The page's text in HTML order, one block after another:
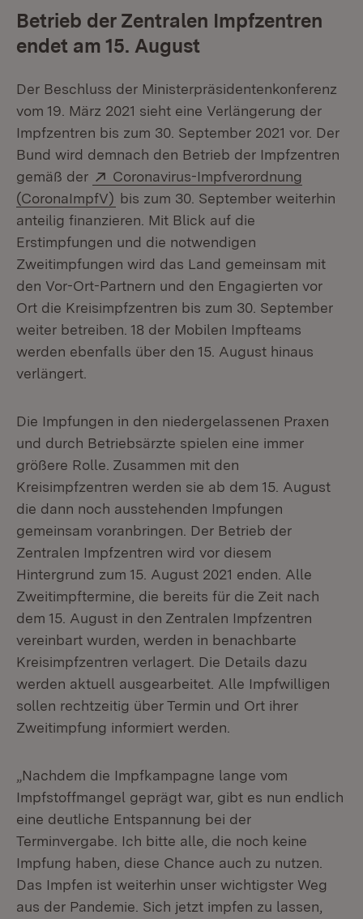
Betrieb der Zentralen Impfzentren
endet am 15. August
Der Beschluss der Ministerpräsidentenkonferenz
vom 19. März 2021 sieht eine Verlängerung der
Impfzentren bis zum 30. September 2021 vor. Der
Bund wird demnach den Betrieb der Impfzentren
gemäß der
Extern:
Coronavirus-Impfverordnung
(CoronaImpfV) (Öffnet in neuem Fenster)
bis zum 30. September weiterhin
anteilig finanzieren. Mit Blick auf die
Erstimpfungen und die notwendigen
Zweitimpfungen wird das Land gemeinsam mit
den Vor-Ort-Partnern und den Engagierten vor
Ort die Kreisimpfzentren bis zum 30. September
weiter betreiben. 18 der Mobilen Impfteams
werden ebenfalls über den 15. August hinaus
verlängert.
Die Impfungen in den niedergelassenen Praxen
und durch Betriebsärzte spielen eine immer
größere Rolle. Zusammen mit den
Kreisimpfzentren werden sie ab dem 15. August
die dann noch ausstehenden Impfungen
gemeinsam voranbringen. Der Betrieb der
Zentralen Impfzentren wird vor diesem
Hintergrund zum 15. August 2021 enden. Alle
Zweitimpftermine, die bereits für die Zeit nach
dem 15. August in den Zentralen Impfzentren
vereinbart wurden, werden in benachbarte
Kreisimpfzentren verlagert. Die Details dazu
werden aktuell ausgearbeitet. Alle Impfwilligen
sollen rechtzeitig über Termin und Ort ihrer
Zweitimpfung informiert werden.
„Nachdem die Impfkampagne lange vom
Impfstoffmangel geprägt war, gibt es nun endlich
eine deutliche Entspannung bei der
Terminvergabe. Ich bitte alle, die noch keine
Impfung haben, diese Chance auch zu nutzen.
Das Impfen ist weiterhin unser wichtigster Weg
aus der Pandemie. Sich jetzt impfen zu lassen,